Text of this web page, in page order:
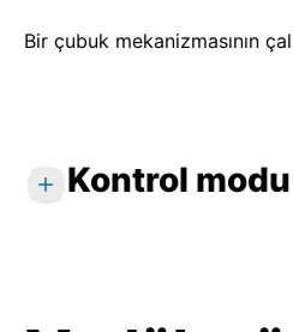
Bir çubuk mekanizmasının
Kontrol